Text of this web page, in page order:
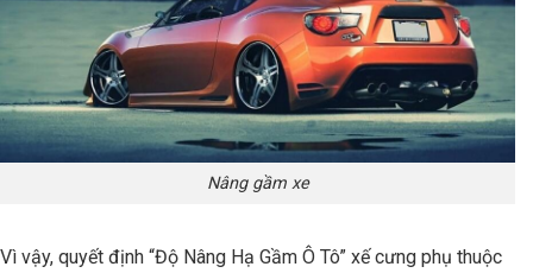
Nâng gầm xe
Vì vậy, quyết định “Độ Nâng Hạ Gầm Ô Tô” xế cưng phụ thuộc